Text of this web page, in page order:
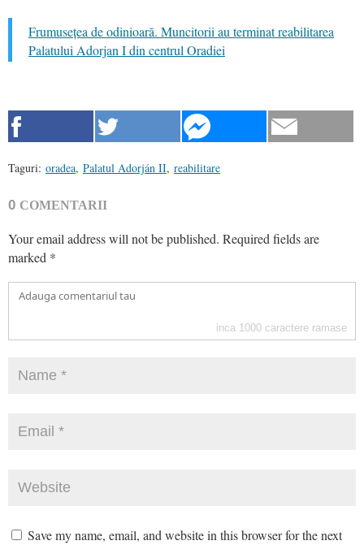
Frumusețea de odinioară. Muncitorii au terminat reabilitarea
Palatului Adorjan I din centrul Oradiei
Taguri: oradea, Palatul Adorján II, reabilitare
0 COMENTARII
Your email address will not be published. Required fields are
marked *
inca 1000 caractere ramase
Save my name, email, and website in this browser for the next